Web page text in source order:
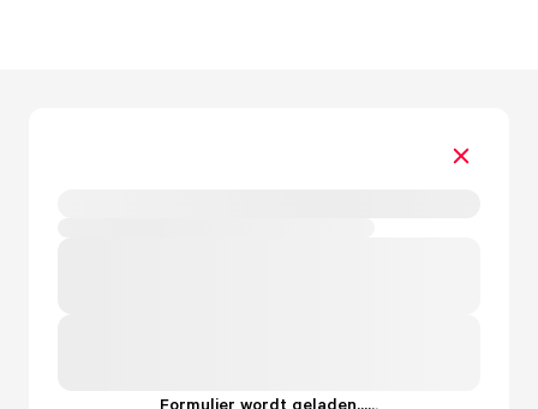
Formulier wordt geladen......